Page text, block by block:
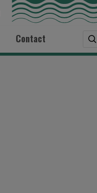
Contact